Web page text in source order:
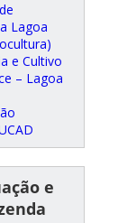
Lagoa
e Cultivo
– Lagoa
e